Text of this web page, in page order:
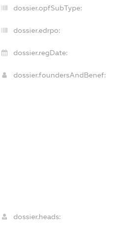
dossier.opfSubType:
dossier.edrpo:
dossier.regDate:
dossier.foundersAndBenef:
dossier.heads: